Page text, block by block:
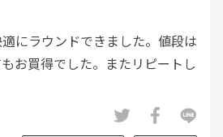
にラウンドできました。値段は
お買得でした。またリピートし